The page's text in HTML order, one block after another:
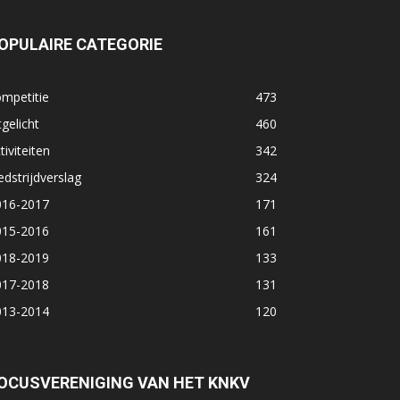
CATEGORIE
473
460
342
324
2017
171
2016
161
2019
133
2018
131
2014
120
VAN HET KNKV